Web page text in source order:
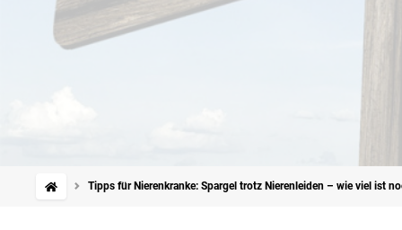
Tipps für Nierenkranke: Spargel trotz Nierenleiden – wie viel ist